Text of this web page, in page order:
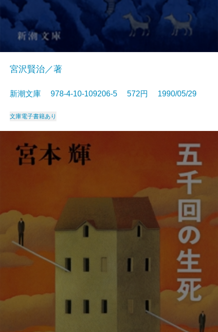
宮沢賢治／著
新潮文庫 978-4-10-109206-5 572円 1990/05/29
文庫電子書籍あり